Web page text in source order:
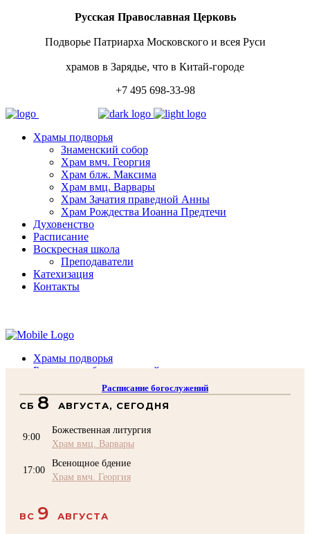
Русская Православная Церковь
Подворье Патриарха Московского и всея Руси
храмов в Зарядье, что в Китай-городе
+7 495 698-33-98
Храмы подворья
Знаменский собор
Храм вмч. Георгия
Храм блж. Максима
Храм вмц. Варвары
Храм Зачатия праведной Анны
Храм Рождества Иоанна Предтечи
Духовенство
Расписание
Воскресная школа
Преподаватели
Катехизация
Контакты
Храмы подворья
Расписание богослужений
Воскресная школа
Преподаватели Воскресной школы
КОНТАКТЫ
Помочь Подворью
Расписание богослужений
СБ 8 АВГУСТА, СЕГОДНЯ
9:00
Божественная литургия
Храм вмц. Варвары
17:00
Всенощное бдение
Храм вмч. Георгия
ВС 9 АВГУСТА